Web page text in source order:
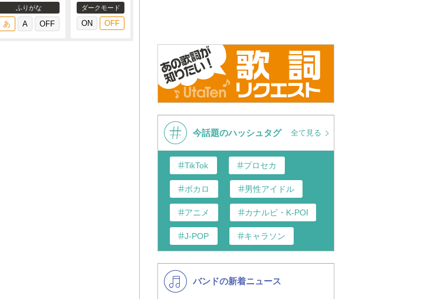
ふりがな ダークモード
今話題のハッシュタグ 全て見る
TikTok プロセカ
ボカロ 男性アイドル
アニメ カナルビ・K-POP和訳
J-POP キャラソン
K-POP 演歌・歌謡
バンドの新着ニュース